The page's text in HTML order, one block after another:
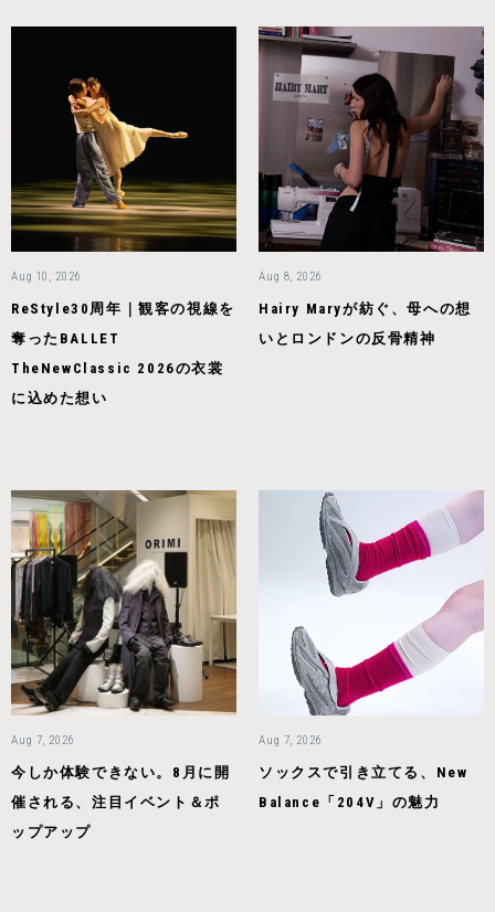
Aug 10, 2026
ReStyle30周年｜観客の視線を
奪ったBALLET
TheNewClassic 2026の衣裳
に込めた想い
Aug 8, 2026
Hairy Maryが紡ぐ、母への想
いとロンドンの反骨精神
Aug 7, 2026
今しか体験できない。8月に開
催される、注目イベント＆ポ
ップアップ
Aug 7, 2026
ソックスで引き立てる、New
Balance「204V」の魅力